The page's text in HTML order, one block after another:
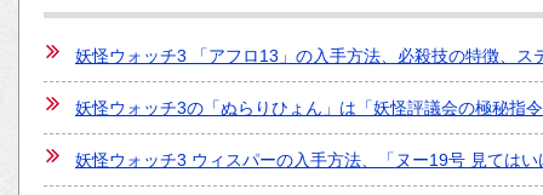
妖怪ウォッチ3 「アフロ13」の入手方法、必殺技の特徴、ス
妖怪ウォッチ3の「ぬらりひょん」は「妖怪評議会の極秘指
妖怪ウォッチ3 ウィスパーの入手方法、「ヌー19号 見ては